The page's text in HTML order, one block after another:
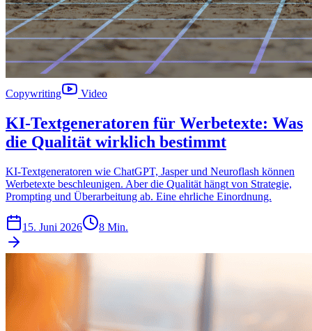
Copywriting Video
KI-Textgeneratoren für Werbetexte: Was
die Qualität wirklich bestimmt
KI-Textgeneratoren wie ChatGPT, Jasper und Neuroflash können
Werbetexte beschleunigen. Aber die Qualität hängt von Strategie,
Prompting und Überarbeitung ab. Eine ehrliche Einordnung.
15. Juni 2026 8 Min.